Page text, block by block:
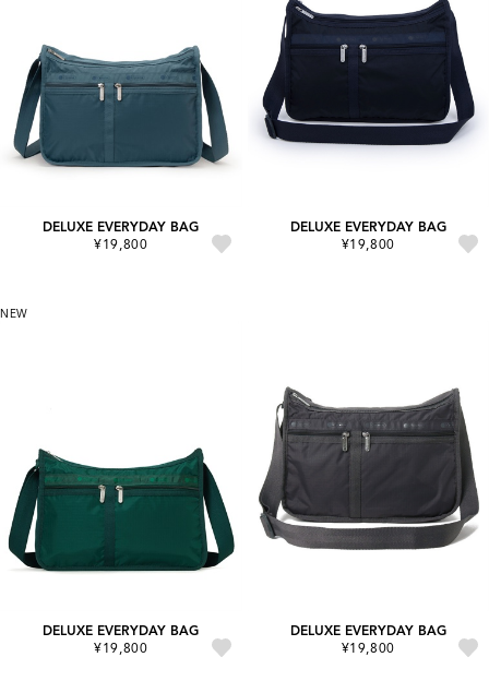
DELUXE EVERYDAY BAG
¥19,800
DELUXE EVERYDAY BAG
¥19,800
NEW
DELUXE EVERYDAY BAG
¥19,800
DELUXE EVERYDAY BAG
¥19,800